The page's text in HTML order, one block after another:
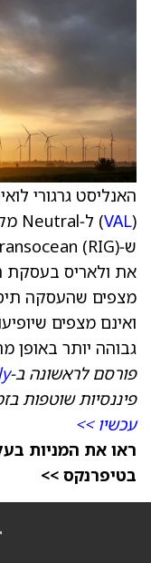
(
VAL) ל‑Neutral מקנייה (קניה), ללא
ואינם מצפים
גבוהה יותר באופן
פורסם לראשונה ב‑
פיננסיות שוטפות
עכשיו >>
ראו את המניות
בטיפרנקס >>